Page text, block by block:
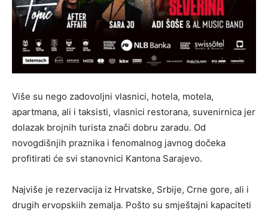
Više su nego zadovoljni vlasnici, hotela, motela,
apartmana, ali i taksisti, vlasnici restorana, suvenirnica jer
dolazak brojnih turista znači dobru zaradu. Od
novogdišnjih praznika i fenomalnog javnog dočeka
profitirati će svi stanovnici Kantona Sarajevo.
Najviše je rezervacija iz Hrvatske, Srbije, Crne gore, ali i
drugih ervopskiih zemalja. Pošto su smještajni kapaciteti